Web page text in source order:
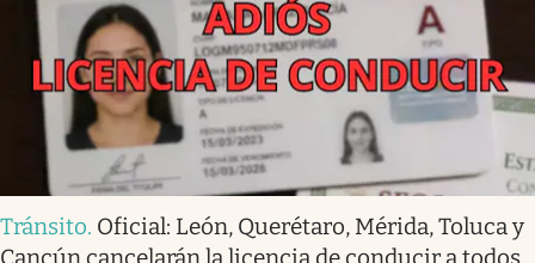
Tránsito. Oficial: León, Querétaro, Mérida, Toluca y